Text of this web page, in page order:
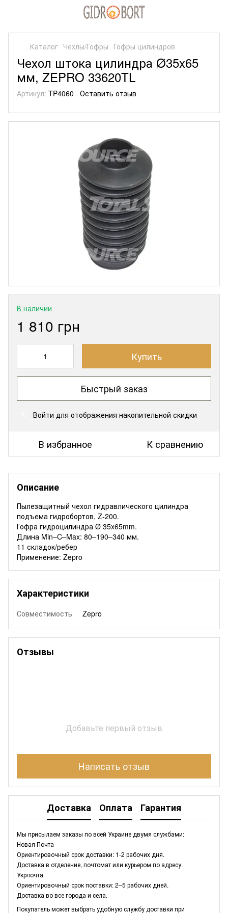
Каталог Чехлы/Гофры Гофры цилиндров
Чехол штока цилиндра Ø35x65
мм, ZEPRO 33620TL
Артикул: TP4060 Оставить отзыв
В наличии
1 810 грн
Купить
Быстрый заказ
Войти для отображения накопительной скидки
В избранное К сравнению
Описание
Пылезащитный чехол гидравлического цилиндра
подъема гидробортов, Z-200.
Гофра гидроцилиндра Ø 35x65mm.
Длина Min–C–Max: 80–190–340 мм.
11 складок/ребер
Применение: Zepro
Характеристики
Совместимость Zepro
Отзывы
Добавьте первый отзыв
Написать отзыв
Доставка Оплата Гарантия
Мы присылаем заказы по всей Украине двумя службами:
Новая Почта
Ориентировочный срок доставки: 1-2 рабочих дня.
Доставка в отделение, почтомат или курьером по адресу.
Укрпочта
Ориентировочный срок поставки: 2–5 рабочих дней.
Доставка во все города и села.
Покупатель может выбрать удобную службу доставки при